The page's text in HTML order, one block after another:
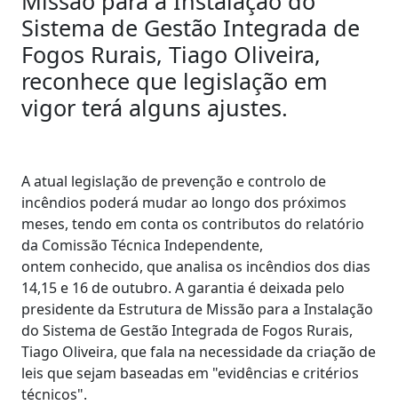
Sistema de Gestão Integrada de
Fogos Rurais, Tiago Oliveira,
reconhece que legislação em
vigor terá alguns ajustes.
A atual legislação de prevenção e controlo de
incêndios poderá mudar ao longo dos próximos
meses, tendo em conta os contributos do relatório
da Comissão Técnica Independente,
ontem conhecido, que analisa os incêndios dos dias
14,15 e 16 de outubro. A garantia é deixada pelo
presidente da Estrutura de Missão para a Instalação
do Sistema de Gestão Integrada de Fogos Rurais,
Tiago Oliveira, que fala na necessidade da criação de
leis que sejam baseadas em "evidências e critérios
técnicos".